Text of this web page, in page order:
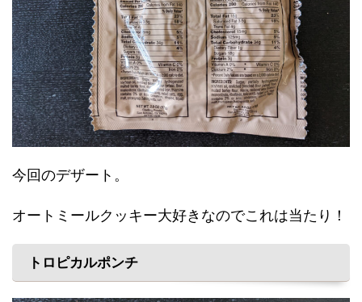
今回のデザート。
オートミールクッキー大好きなのでこれは当たり！
トロピカルポンチ